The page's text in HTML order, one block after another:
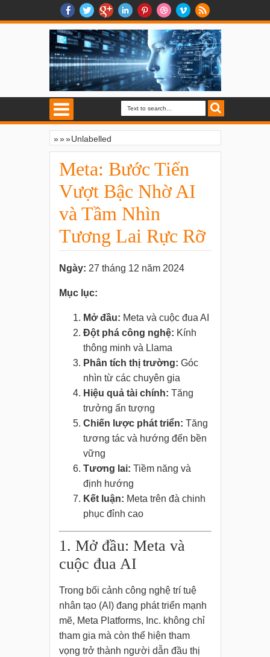
»» Unlabelled
»
Meta: Bước Tiến
Vượt Bậc Nhờ AI
và Tầm Nhìn
Tương Lai Rực Rỡ
Ngày: 27 tháng 12 năm 2024
Mục lục:
Mở đầu: Meta và cuộc đua AI
Đột phá công nghệ: Kính
thông minh và Llama
Phân tích thị trường: Góc
nhìn từ các chuyên gia
Hiệu quả tài chính: Tăng
trưởng ấn tượng
Chiến lược phát triển: Tăng
tương tác và hướng đến bền
vững
Tương lai: Tiềm năng và
định hướng
Kết luận: Meta trên đà chinh
phục đỉnh cao
1. Mở đầu: Meta và
cuộc đua AI
Trong bối cảnh công nghệ trí tuệ
nhân tạo (AI) đang phát triển mạnh
mẽ, Meta Platforms, Inc. không chỉ
tham gia mà còn thể hiện tham
vọng trở thành người dẫn đầu thị